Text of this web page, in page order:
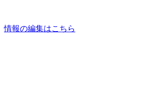
情報の編集はこちら